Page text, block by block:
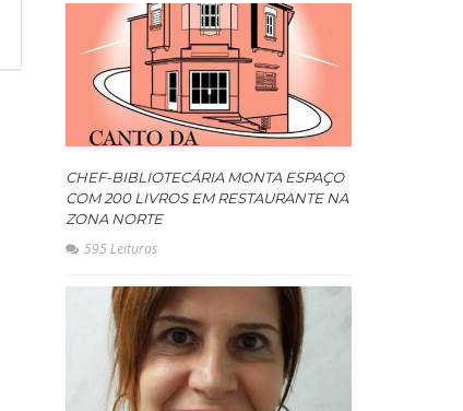
CHEF-BIBLIOTECÁRIA MONTA ESPAÇO
COM 200 LIVROS EM RESTAURANTE NA
ZONA NORTE
595 Leituras